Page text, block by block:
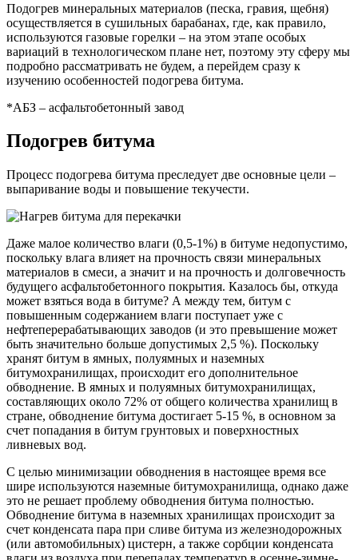
Подогрев минеральных материалов (песка, гравия, щебня)
осуществляется в сушильных барабанах, где, как правило,
используются газовые горелки – на этом этапе особых
вариаций в технологическом плане нет, поэтому эту сферу мы
подробно рассматривать не будем, а перейдем сразу к
изучению особенностей подогрева битума.
*АБЗ – асфальтобетонный завод
Подогрев битума
Процесс подогрева битума преследует две основные цели –
выпаривание воды и повышение текучести.
Даже малое количество влаги (0,5-1%) в битуме недопустимо,
поскольку влага влияет на прочность связи минеральных
материалов в смеси, а значит и на прочность и долговечность
будущего асфальтобетонного покрытия. Казалось бы, откуда
может взяться вода в битуме? А между тем, битум с
повышенным содержанием влаги поступает уже с
нефтеперерабатывающих заводов (и это превышение может
быть значительно больше допустимых 2,5 %). Поскольку
хранят битум в ямных, полуямных и наземных
битумохранилищах, происходит его дополнительное
обводнение. В ямных и полуямных битумохранилищах,
составляющих около 72% от общего количества хранилищ в
стране, обводнение битума достигает 5-15 %, в основном за
счет попадания в битум грунтовых и поверхностных
ливневых вод.
С целью минимизации обводнения в настоящее время все
шире используются наземные битумохранилища, однако даже
это не решает проблему обводнения битума полностью.
Обводнение битума в наземных хранилищах происходит за
счет конденсата пара при сливе битума из железнодорожных
(или автомобильных) цистерн, а также сорбции конденсата